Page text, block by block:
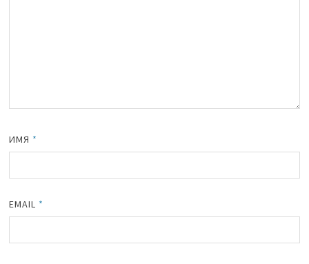
ИМЯ *
EMAIL *